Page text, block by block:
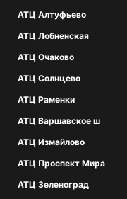
АТЦ Алтуфьево
АТЦ Лобненская
АТЦ Очаково
АТЦ Солнцево
АТЦ Раменки
АТЦ Варшавское ш
АТЦ Измайлово
АТЦ Проспект Мира
АТЦ Зеленоград